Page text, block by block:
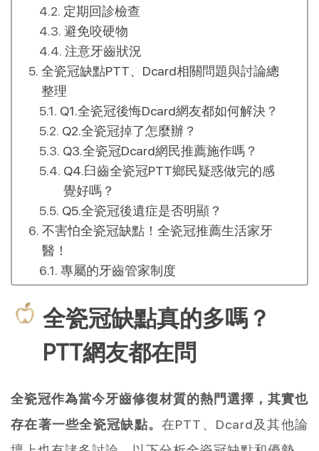
定期回診檢查
避免咬硬物
注意牙齒狀況
全瓷冠缺點PTT、Dcard相關問題與討論總
整理
Q1.全瓷冠後悔Dcard網友都如何解決？
Q2.全瓷冠掉了怎麼辦？
Q3.全瓷冠Dcard網民推薦施作嗎？
Q4.臼齒全瓷冠PTT鄉民疑惑做完的感
覺好嗎？
Q5.全瓷冠後遺症是否明顯？
不害怕全瓷冠缺點！全瓷冠推薦生活家牙
醫！
專屬的牙齒管家制度
全瓷冠缺點真的多嗎？
PTT網友都在問
全瓷冠作為當今牙齒修復材質的熱門選擇，其實也
存在著一些全瓷冠缺點。在PTT、Dcard及其他論